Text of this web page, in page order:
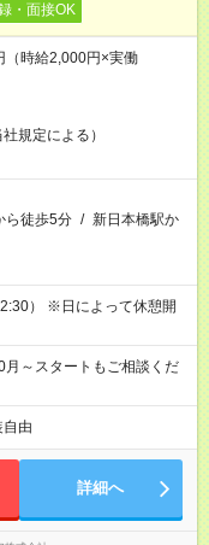
・面接OK
（時給2,000円×実働
規定による）
ら徒歩5分 / 新日本橋駅か
） ※日によって休憩開
～スタートもご相談くだ
自由
詳細へ